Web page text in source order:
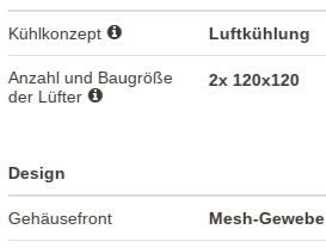
Kühlkonzept Luftkühlung
Anzahl und Baugröße
der Lüfter
2x 120x120
Design
Gehäusefront Mesh-Gewebe